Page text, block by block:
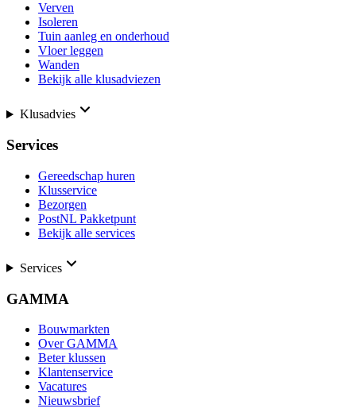
Verven
Isoleren
Tuin aanleg en onderhoud
Vloer leggen
Wanden
Bekijk alle klusadviezen
Klusadvies
Services
Gereedschap huren
Klusservice
Bezorgen
PostNL Pakketpunt
Bekijk alle services
Services
GAMMA
Bouwmarkten
Over GAMMA
Beter klussen
Klantenservice
Vacatures
Nieuwsbrief